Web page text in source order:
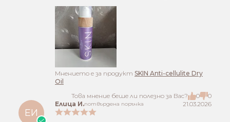
Mнението е за продукт SKIN Anti-cellulite Dry
Oil
Това мнение беше ли полезно за Вас?
0 0
ЕИ
Елица И.потвърдена поръчка 21.03.2026